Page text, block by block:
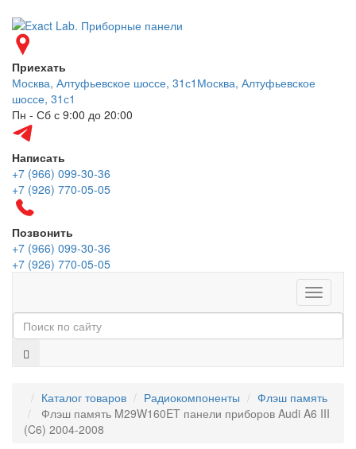
Приехать
Москва, Алтуфьевское шоссе, 31с1 Москва, Алтуфьевское
шоссе, 31с1
Пн - Сб с 9:00 до 20:00
Написать
+7 (966) 099-30-36
+7 (926) 770-05-05
Позвонить
+7 (966) 099-30-36
+7 (926) 770-05-05
Меню
Каталог товаров Радиокомпоненты
Флэш память
Флэш память M29W160ET панели приборов Audi A6 III
(C6) 2004-2008